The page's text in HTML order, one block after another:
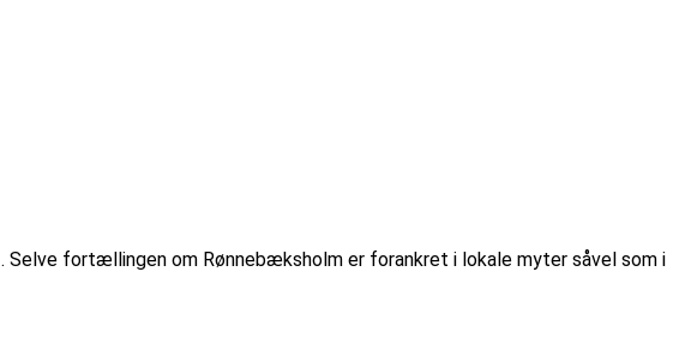
fortællingen om Rønnebæksholm er forankret i lokale myter såvel som i